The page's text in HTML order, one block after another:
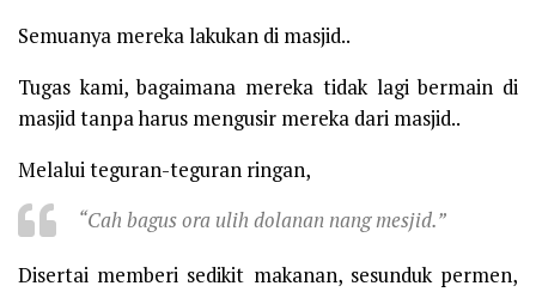
Semuanya mereka lakukan di masjid..
Tugas kami, bagaimana mereka tidak lagi bermain di
masjid tanpa harus mengusir mereka dari masjid..
Melalui teguran-teguran ringan,
“Cah bagus ora ulih dolanan nang mesjid.”
Disertai memberi sedikit makanan, sesunduk permen,